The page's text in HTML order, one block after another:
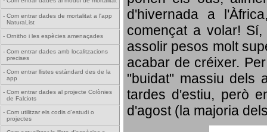
- Com entrar dades de mortalitat a l'app
NaturaList
- Ornitho i les espècies amenaçades
- Com entrar dades amb localitzacions
precises
- Com entrar llistes estàndard des de la
app
- Com entrar dades al projecte Colònies
de Falciots
- Com utilitzar els codis d'estudi o
projectes
d'hivernada a
començat a volar!
assolir pesos molt
acabar de créixer.
"buidat" massiu dels
tardes d'estiu, però
d'agost (la majoria